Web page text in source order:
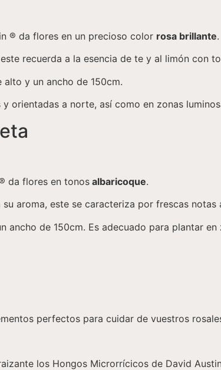
® da flores en un precioso color rosa brillante.
recuerda a la esencia de te y al limón con
y un ancho de 150cm.
orientadas a norte, así como en zonas
da flores en tonos albaricoque.
aroma, este se caracteriza por frescas notas
ancho de 150cm. Es adecuado para plantar
perfectos para cuidar de vuestros
los Hongos Microrrícicos de David